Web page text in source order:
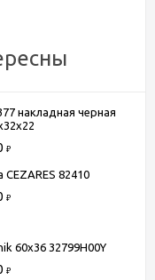
компании
получить по
645-17-27
накладная черная
₽
82410
₽
60x36 32799H00Y
₽